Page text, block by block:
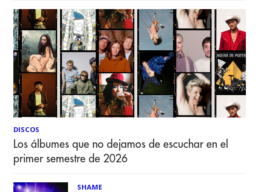
DISCOS
Los álbumes que no dejamos de escuchar en el
primer semestre de 2026
SHAME